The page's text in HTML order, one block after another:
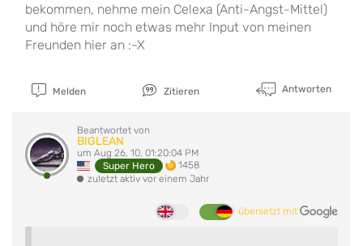
bekommen, nehme mein Celexa (Anti-Angst-Mittel)
und höre mir noch etwas mehr Input von meinen
Freunden hier an :-X
Melden Zitieren Antworten
Beantwortet von
BIGLEAN
um Aug 26, 10, 01:20:04 PM
Super Hero
1458
zuletzt aktiv vor einem Jahr
übersetzt mit